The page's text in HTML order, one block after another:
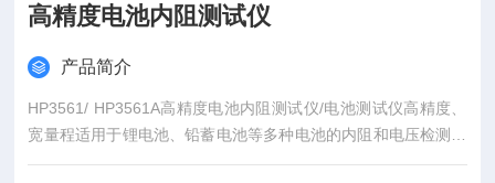
高精度电池内阻测试仪
产品简介
HP3561/ HP3561A高精度电池内阻测试仪/电池测试仪高精度、
宽量程适用于锂电池、铅蓄电池等多种电池的内阻和电压检测。
其内阻测量范围为0.01mΩ～3.2Ω，电压测量范围为0.1mV～20